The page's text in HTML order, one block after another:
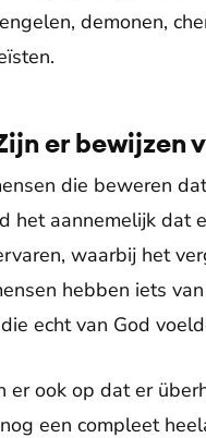
engelen, demonen,
er bewijzen
die beweren
het aannemelijk dat
waarbij het
hebben iets
echt van God
er ook op dat er
een compleet